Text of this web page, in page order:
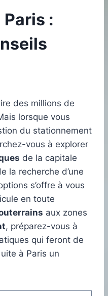
Paris :
des millions de
lorsque vous
du stationnement
vous à explorer
de la capitale
la recherche d’une
s’offre à vous
en toute
aux zones
, préparez-vous à
qui feront de
à Paris un